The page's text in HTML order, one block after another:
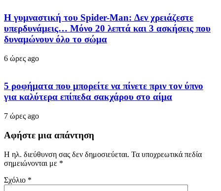
Η γυμναστική του Spider-Man: Δεν χρειάζεστε
υπερδυνάμεις… Μόνο 20 λεπτά και 3 ασκήσεις που
δυναμώνουν όλο το σώμα
6 ώρες ago
5 ροφήματα που μπορείτε να πίνετε πριν τον ύπνο
για καλύτερα επίπεδα σακχάρου στο αίμα
7 ώρες ago
Αφήστε μια απάντηση
Η ηλ. διεύθυνση σας δεν δημοσιεύεται. Τα υποχρεωτικά πεδία
σημειώνονται με *
Σχόλιο *